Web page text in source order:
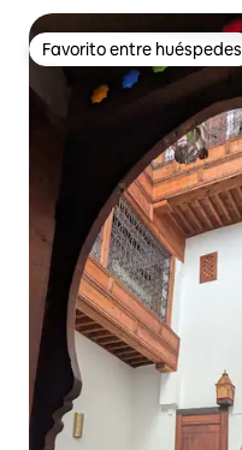
Favorito entre huéspedes
Favorito entre huéspedes